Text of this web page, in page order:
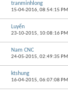
tranminhlong
15-04-2016,08:54:15 PM
Luyến
23-10-2015, 10:08:16 PM
Nam CNC
24-05-2015,02:49:35 PM
ktshung
16-04-2015,06:07:08 PM